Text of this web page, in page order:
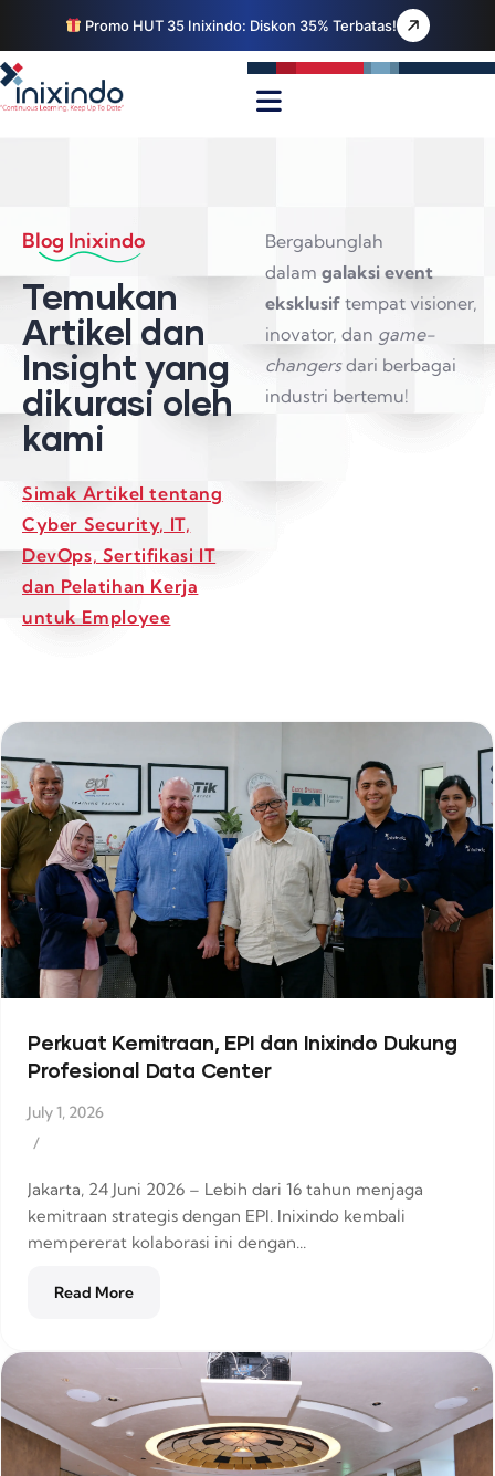
Promo HUT 35 Inixindo: Diskon 35% Terbatas!
Blog Inixindo
Temukan
Artikel dan
Insight yang
dikurasi oleh
kami
Simak Artikel tentang
Cyber Security, IT,
DevOps, Sertifikasi IT
dan Pelatihan Kerja
untuk Employee
Bergabunglah
dalam galaksi event
eksklusif tempat visioner,
inovator, dan game-
changersdari berbagai
industri bertemu!
Perkuat Kemitraan, EPI dan Inixindo Dukung
Profesional Data Center
July 1, 2026
/
Jakarta, 24 Juni 2026 – Lebih dari 16 tahun menjaga
kemitraan strategis dengan EPI. Inixindo kembali
mempererat kolaborasi ini dengan...
Read More